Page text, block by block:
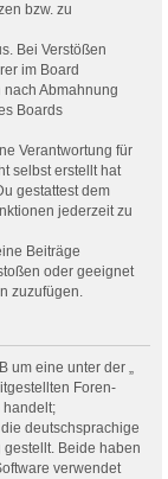
bzw. zu
Bei Verstößen
im Board
Abmahnung
Boards
Verantwortung für
selbst erstellt hat
gestattest dem
jederzeit zu
Beiträge
oder geeignet
zuzufügen.
um eine unter der „
Foren-
handelt;
deutschsprachige
Beide haben
verwendet